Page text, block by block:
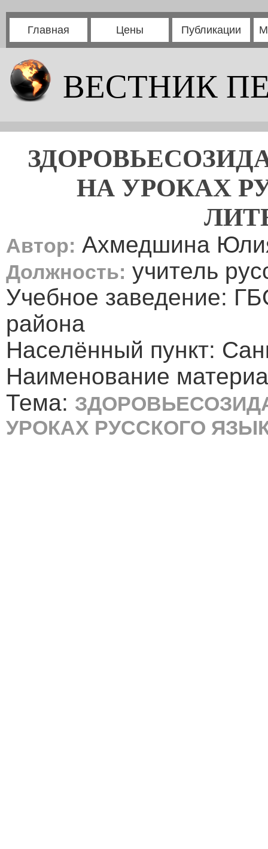
Главная Цены Публикации
ВЕСТНИК
НА УРОКАХ
Автор: Ахмедшина
Должность: учитель
Учебное заведение:
района
Населённый пункт:
Наименование
Тема:
УРОКАХ РУССКОГО